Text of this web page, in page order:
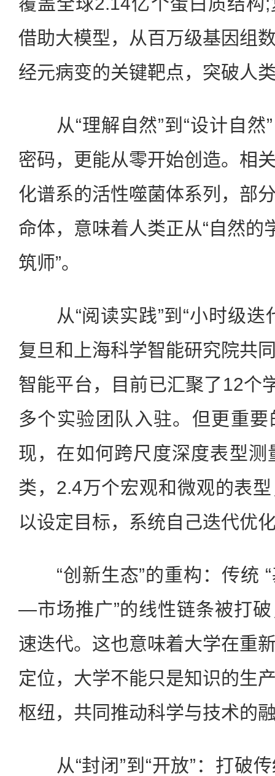
借助大模型，从百万级基因组
经元病变的关键靶点，突破人
从“理解自然”到“设计自然
密码，更能从零开始创造。相
化谱系的活性噬菌体系列，部
命体，意味着人类正从“自然的
筑师”。
从“阅读实践”到“小时级迭
复旦和上海科学智能研究院共
智能平台，目前已汇聚了12个
多个实验团队入驻。但更重
现，在如何跨尺度深度表型
类，2.4万个宏观和微观的表
以设定目标，系统自己迭代优
“创新生态”的重构：传统
—市场推广”的线性链条被打
速迭代。这也意味着大学在重
定位，大学不能只是知识的生
枢纽，共同推动科学与技术的
从“封闭”到“开放”：打破传